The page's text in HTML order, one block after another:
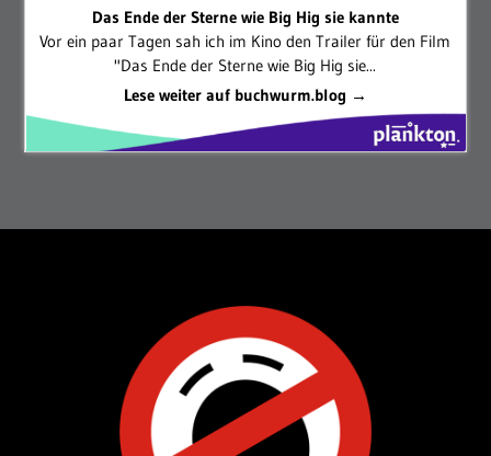
Das Ende der Sterne wie Big Hig sie kannte
Vor ein paar Tagen sah ich im Kino den Trailer für den Film
"Das Ende der Sterne wie Big Hig sie...
Lese weiter auf buchwurm.blog →